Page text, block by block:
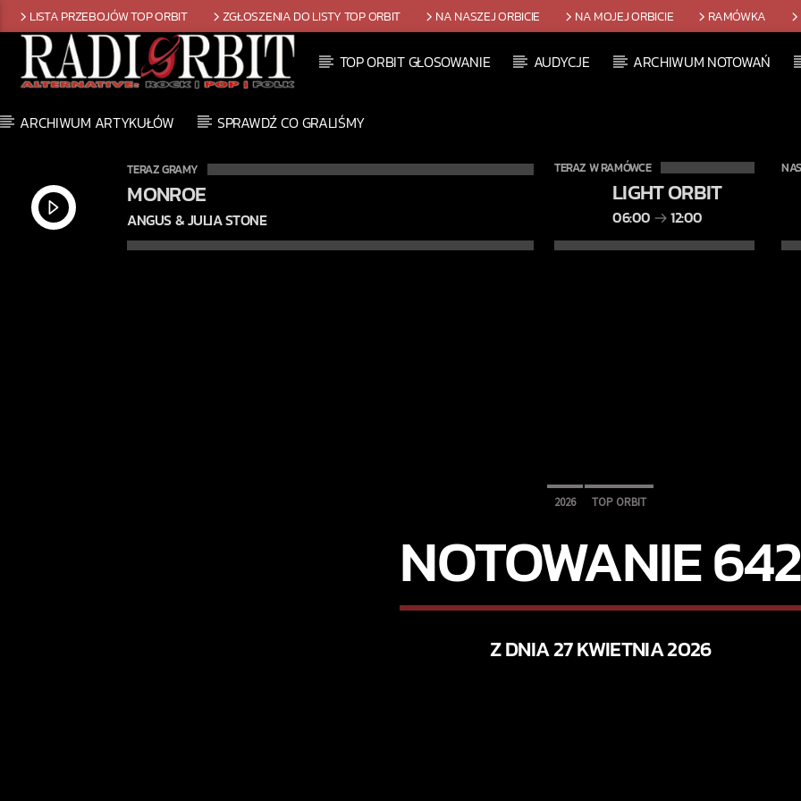
LISTA PRZEBOJÓW TOP ORBIT ZGŁOSZENIA DO LISTY TOP ORBIT NA NASZEJ ORBICIE NA MOJEJ ORBICIE RAMÓWKA
TOP ORBIT GŁOSOWANIE AUDYCJE ARCHIWUM NOTOWAŃ
ARCHIWUM ARTYKUŁÓW SPRAWDŹ CO GRALIŚMY
TERAZ GRAMY
MONROE
ANGUS & JULIA STONE
TERAZ W RAMÓWCE
LIGHT ORBIT
06:00 12:00
2026 TOP ORBIT
NOTOWANIE 642
Z DNIA 27 KWIETNIA 2026